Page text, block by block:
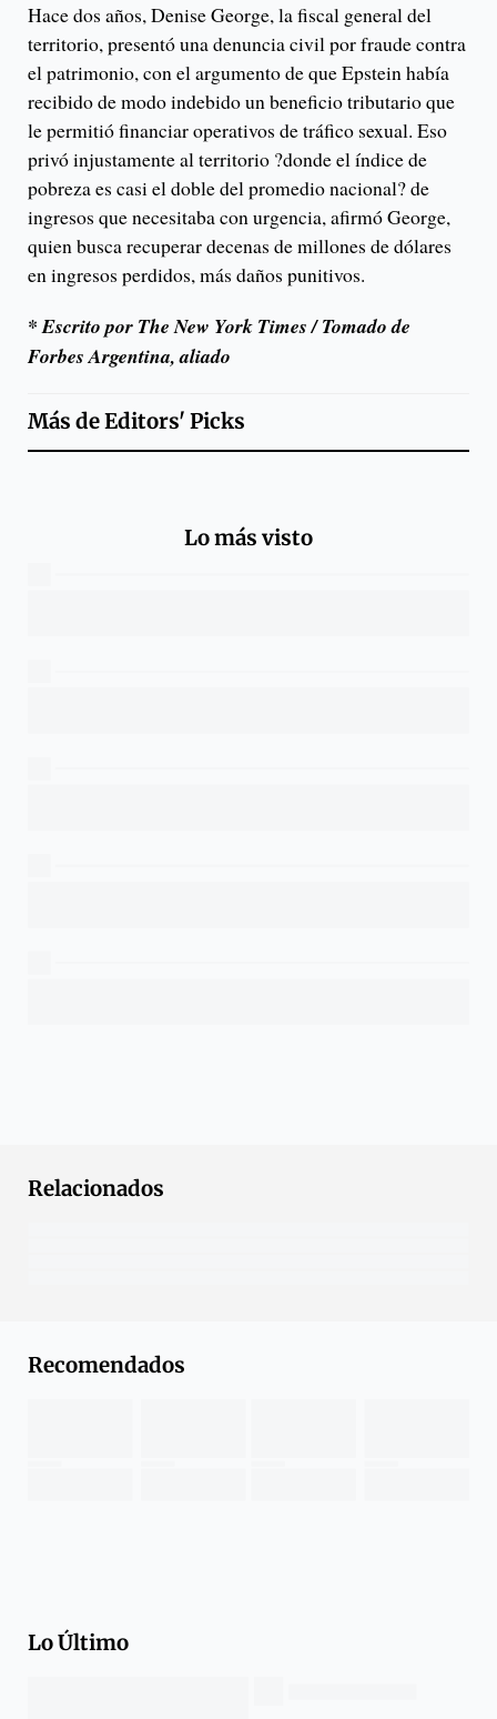
Hace dos años, Denise George, la fiscal general del
territorio, presentó una denuncia civil por fraude contra
el patrimonio, con el argumento de que Epstein había
recibido de modo indebido un beneficio tributario que
le permitió financiar operativos de tráfico sexual. Eso
privó injustamente al territorio ?donde el índice de
pobreza es casi el doble del promedio nacional? de
ingresos que necesitaba con urgencia, afirmó George,
quien busca recuperar decenas de millones de dólares
en ingresos perdidos, más daños punitivos.
* Escrito por The New York Times / Tomado de
Forbes Argentina, aliado
Más deEditors' Picks
Lo más visto
Relacionados
Recomendados
Lo Último